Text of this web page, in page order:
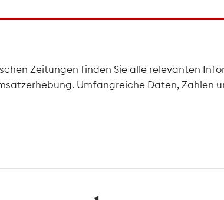
Zeitungen finden Sie alle relevanten
Umfangreiche Daten, Zahlen